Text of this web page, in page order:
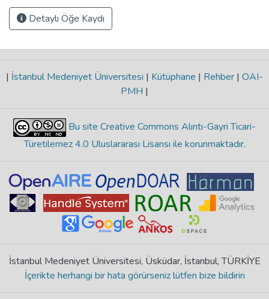
Detaylı Öğe Kaydı
| İstanbul Medeniyet Üniversitesi | Kütüphane | Rehber | OAI-
PMH |
Bu site Creative Commons Alıntı-Gayri Ticari-
Türetilemez 4.0 Uluslararası Lisansı ile korunmaktadır.
İstanbul Medeniyet Üniversitesi, Üsküdar, İstanbul, TÜRKİYE
İçerikte herhangi bir hata görürseniz lütfen bize bildirin